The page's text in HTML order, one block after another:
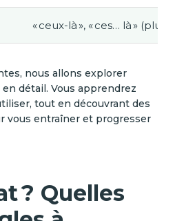
« ceux-là », « ces… là »
nous allons explorer
détail. Vous apprendrez
tout en découvrant des
vous entraîner et progresser
? Quelles